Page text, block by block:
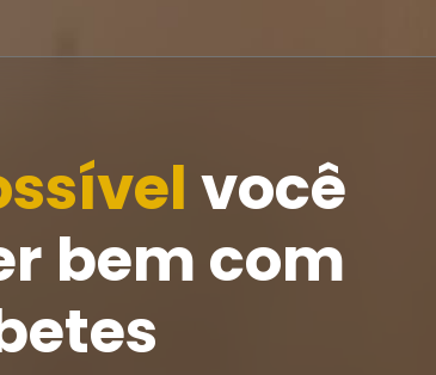
você
bem com